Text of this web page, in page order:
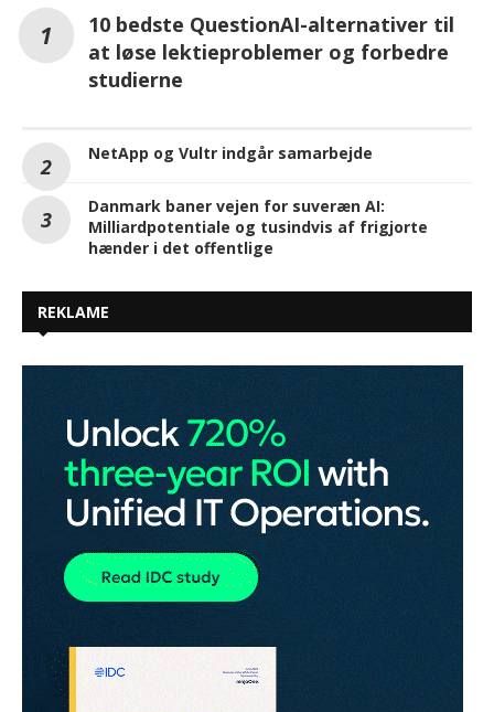
10 bedste QuestionAI-alternativer til
at løse lektieproblemer og forbedre
studierne
NetApp og Vultr indgår samarbejde
Danmark baner vejen for suveræn AI:
Milliardpotentiale og tusindvis af frigjorte
hænder i det offentlige
REKLAME